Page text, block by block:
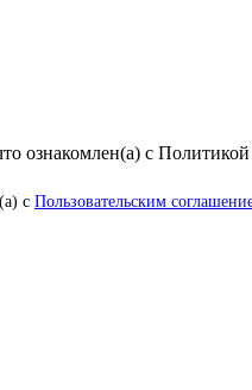
ознакомлен(а) с
с Пользовательским